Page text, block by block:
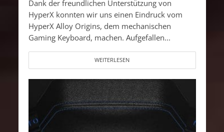
Dank der freundlichen Unterstützung von
HyperX konnten wir uns einen Eindruck vom
HyperX Alloy Origins, dem mechanischen
Gaming Keyboard, machen. Aufgefallen...
WEITERLESEN